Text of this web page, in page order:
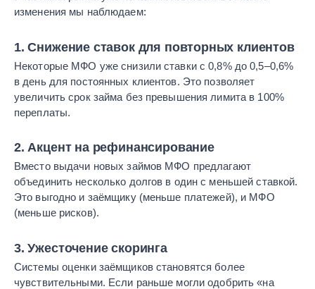
изменения мы наблюдаем:
1. Снижение ставок для повторных клиентов
Некоторые МФО уже снизили ставки с 0,8% до 0,5–0,6%
в день для постоянных клиентов. Это позволяет
увеличить срок займа без превышения лимита в 100%
переплаты.
2. Акцент на рефинансирование
Вместо выдачи новых займов МФО предлагают
объединить несколько долгов в один с меньшей ставкой.
Это выгодно и заёмщику (меньше платежей), и МФО
(меньше рисков).
3. Ужесточение скоринга
Системы оценки заёмщиков становятся более
чувствительными. Если раньше могли одобрить «на